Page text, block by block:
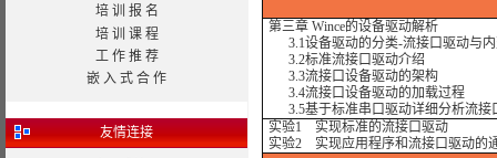
培 训 报 名
培 训 课 程
工 作 推 荐
嵌 入 式 合 作
友情连接
第三章 Wince的设备驱动解析
3.1设备驱动的分类-流接口驱动与内
3.2标准流接口驱动介绍
3.3流接口设备驱动的架构
3.4流接口设备驱动的加载过程
3.5基于标准串口驱动详细分析流接
实验1 实现标准的流接口驱动
实验2 实现应用程序和流接口驱动的